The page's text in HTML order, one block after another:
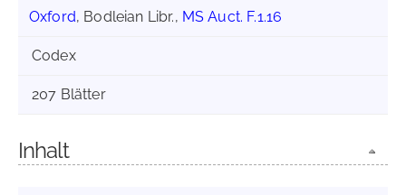
Oxford, Bodleian Libr., MS Auct. F.1.16
Codex
207 Blätter
Inhalt